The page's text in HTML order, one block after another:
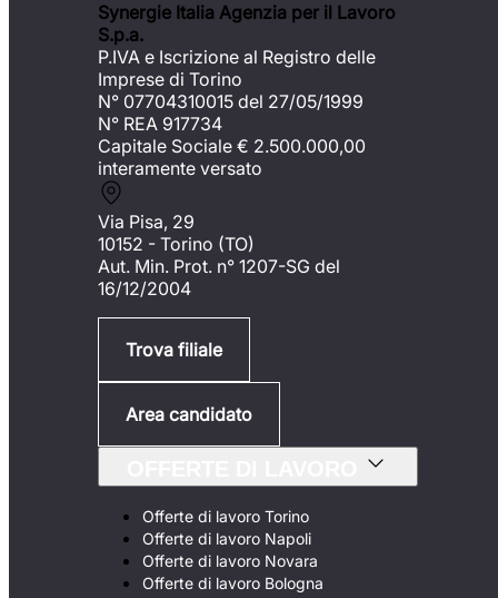
Synergie Italia Agenzia per il Lavoro
S.p.a.
P.IVA e Iscrizione al Registro delle
Imprese di Torino
N° 07704310015 del 27/05/1999
N° REA 917734
Capitale Sociale € 2.500.000,00
interamente versato
Via Pisa, 29
10152 - Torino (TO)
Aut. Min. Prot. n° 1207-SG del
16/12/2004
Trova filiale
Area candidato
Offerte di lavoro Torino
Offerte di lavoro Napoli
Offerte di lavoro Novara
Offerte di lavoro Bologna